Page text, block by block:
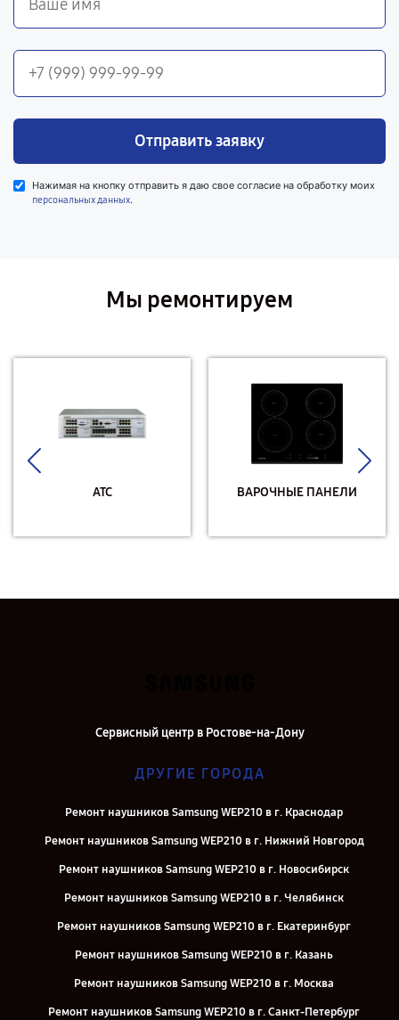
Отправить заявку
Нажимая на кнопку отправить я даю свое согласие на обработку моих
персональных данных.
Мы ремонтируем
АТС ВАРОЧНЫЕ ПАНЕЛИ
Сервисный центр в Ростове-на-Дону
ДРУГИЕ ГОРОДА
Ремонт наушников Samsung WEP210 в г. Краснодар
Ремонт наушников Samsung WEP210 в г. Нижний Новгород
Ремонт наушников Samsung WEP210 в г. Новосибирск
Ремонт наушников Samsung WEP210 в г. Челябинск
Ремонт наушников Samsung WEP210 в г. Екатеринбург
Ремонт наушников Samsung WEP210 в г. Казань
Ремонт наушников Samsung WEP210 в г. Москва
Ремонт наушников Samsung WEP210 в г. Санкт-Петербург